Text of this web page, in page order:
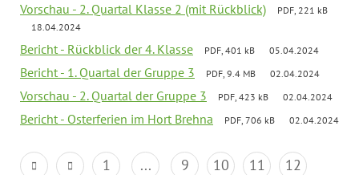
Vorschau - 2. Quartal Klasse 2 (mit Rückblick)
PDF, 221 kB
18.04.2024
Bericht - Rückblick der 4. Klasse PDF, 401 kB 05.04.2024
Bericht - 1. Quartal der Gruppe 3 PDF, 9.4 MB 02.04.2024
Vorschau - 2. Quartal der Gruppe 3 PDF, 423 kB 02.04.2024
Bericht - Osterferien im Hort Brehna PDF, 706 kB 02.04.2024
1 ... 9 10 11
12